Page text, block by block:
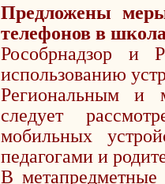
Предложены
телефонов в
Рособрнадзор и
использованию
Региональным и
следует
мобильных
педагогами и
В метапредметные